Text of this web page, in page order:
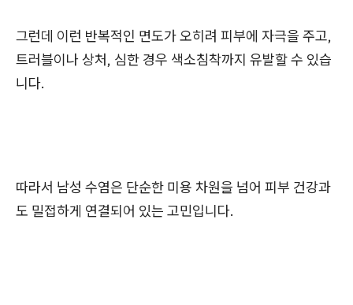
그런데 이런 반복적인 면도가 오히려 피부에 자극을 주고,
트러블이나 상처, 심한 경우 색소침착까지 유발할 수 있습
니다.
따라서 남성 수염은 단순한 미용 차원을 넘어 피부 건강과
도 밀접하게 연결되어 있는 고민입니다.